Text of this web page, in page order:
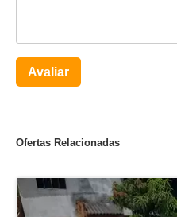
Avaliar
Ofertas Relacionadas